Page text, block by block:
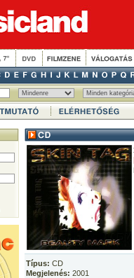
Típus: CD
Megjelenés: 2001